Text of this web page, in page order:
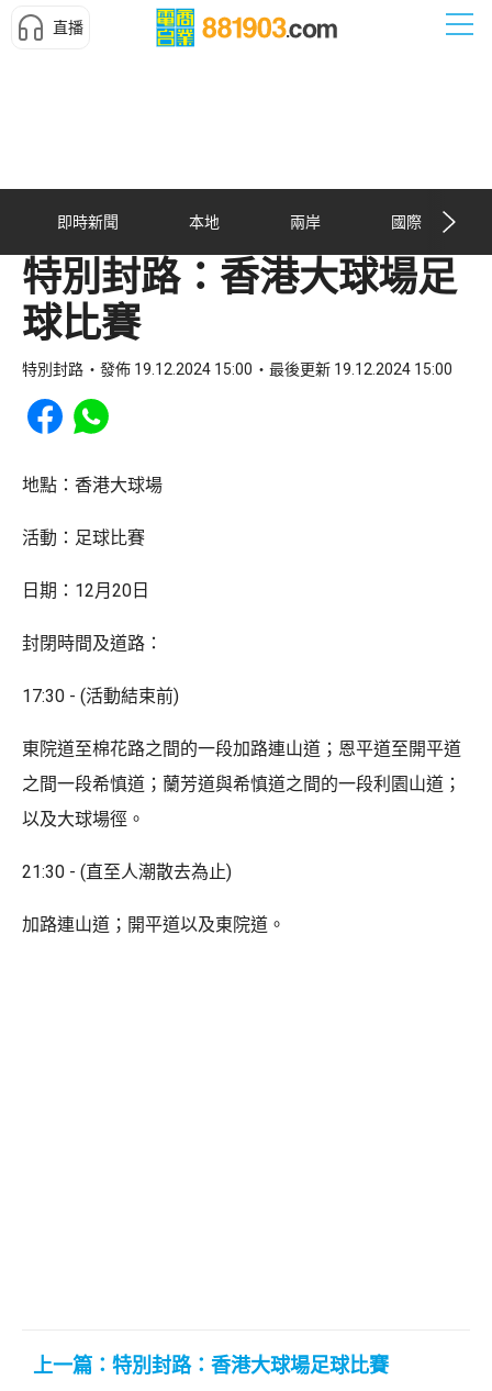
直播
即時新聞 本地 兩岸 國際
特別封路：香港大球場足
球比賽
特別封路 發佈 19.12.2024 15:00 最後更新 19.12.2024 15:00
Share to Facebook
Share to WhatsApp
地點：香港大球場
活動：足球比賽
日期：12月20日
封閉時間及道路：
17:30 - (活動結束前)
東院道至棉花路之間的一段加路連山道；恩平道至開平道
之間一段希慎道；蘭芳道與希慎道之間的一段利園山道；
以及大球場徑。
21:30 - (直至人潮散去為止)
加路連山道；開平道以及東院道。
上一篇：特別封路：香港大球場足球比賽